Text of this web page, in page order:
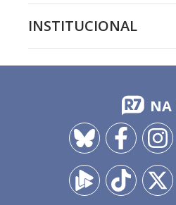
INSTITUCIONAL
NA